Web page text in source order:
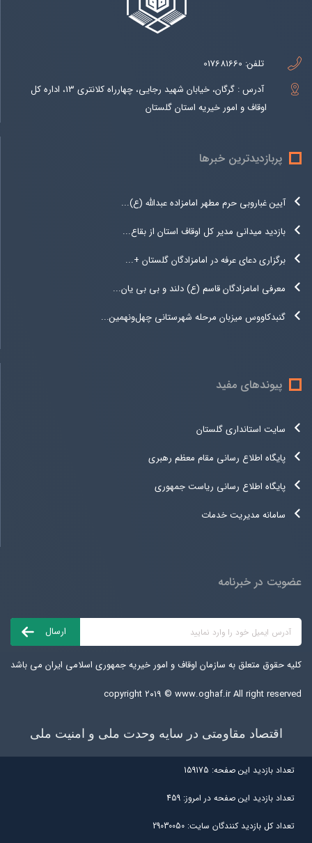
تلفن: 017681660
آدرس : گرگان، خیابان شهید رجایی، چهارراه کلانتری 13، اداره کل
اوقاف و امور خیریه استان گلستان
پربازدیدترین خبرها
آیین غباروبی حرم مطهر امامزاده عبدالله (ع)...
بازدید میدانی مدیر کل اوقاف استان از بقاع...
برگزاری دعای عرفه در امامزادگان گلستان +...
معرفی امامزادگان قاسم (ع) دلند و بی بی یان...
گنبدکاووس میزبان مرحله شهرستانی چهل‌ونهمین...
پیوندهای مفید
سایت استانداری گلستان
پایگاه اطلاع رسانی مقام معظم رهبری
پایگاه اطلاع رسانی ریاست جمهوری
سامانه مدیریت خدمات
عضویت در خبرنامه
کلیه حقوق متعلق به سازمان اوقاف و امور خیریه جمهوری اسلامی ایران می باشد
copyright ۲۰۱۹ © www.oghaf.irAll right reserved
اقتصاد مقاومتی در سایه وحدت ملی و امنیت ملی
تعداد بازديد اين صفحه: 159175
تعداد بازديد اين صفحه در امروز: 459
تعداد کل بازديد کنندگان سايت: 29030050